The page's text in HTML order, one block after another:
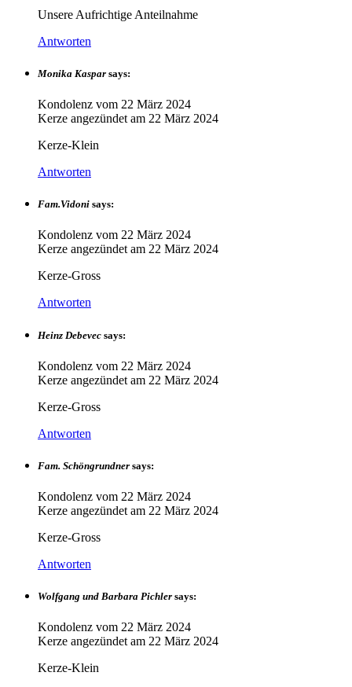
Unsere Aufrichtige Anteilnahme
Antworten
Monika Kaspar says:
Kondolenz vom 22 März 2024
Kerze angezündet am 22 März 2024
Kerze-Klein
Antworten
Fam.Vidoni says:
Kondolenz vom 22 März 2024
Kerze angezündet am 22 März 2024
Kerze-Gross
Antworten
Heinz Debevec says:
Kondolenz vom 22 März 2024
Kerze angezündet am 22 März 2024
Kerze-Gross
Antworten
Fam. Schöngrundner says:
Kondolenz vom 22 März 2024
Kerze angezündet am 22 März 2024
Kerze-Gross
Antworten
Wolfgang und Barbara Pichler says:
Kondolenz vom 22 März 2024
Kerze angezündet am 22 März 2024
Kerze-Klein